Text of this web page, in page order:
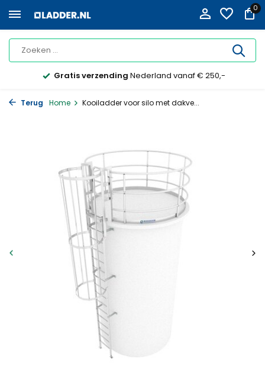
0
Gratis verzending Nederland vanaf € 250,-
Terug Home Kooiladder voor silo met dakve...